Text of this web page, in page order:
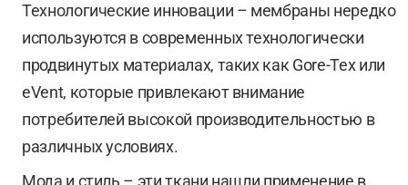
Технологические инновации – мембраны нередко
используются в современных технологически
продвинутых материалах, таких как Gore-Tex или
eVent, которые привлекают внимание
потребителей высокой производительностью в
различных условиях.
Мода и стиль – эти ткани нашли применение в